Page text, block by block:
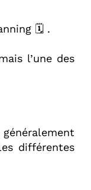
🗓 .⁣
l’une des
différentes